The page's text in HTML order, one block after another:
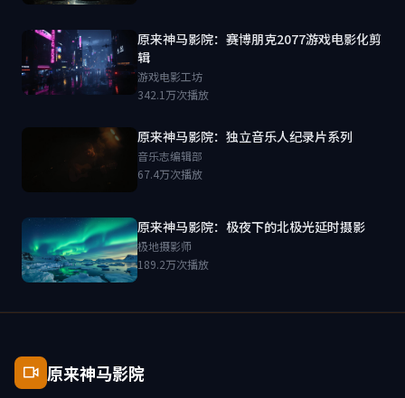
原来神马影院：赛博朋克2077游戏电影化剪
辑
游戏电影工坊
342.1万次播放
原来神马影院：独立音乐人纪录片系列
音乐志编辑部
67.4万次播放
原来神马影院：极夜下的北极光延时摄影
极地摄影师
189.2万次播放
原来神马影院